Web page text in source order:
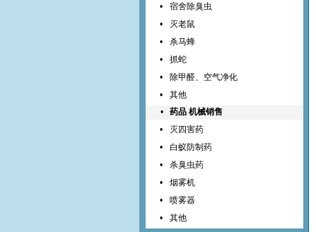
•
宿舍除臭虫
•
灭老鼠
•
杀马蜂
•
抓蛇
•
除甲醛、空气净化
•
其他
• 药品 机械销售
•
灭四害药
•
白蚁防制药
•
杀臭虫药
•
烟雾机
•
喷雾器
•
其他